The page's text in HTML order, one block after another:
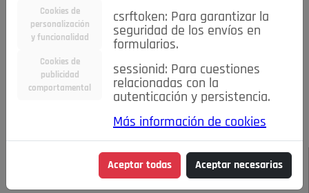
Todas las noticias..
#TePrestoMisOjos Caridad
Ciencia&Tecnología
Economía
Entretenimiento
Estilo de Vida
Internacional
Madrid Opinión IN
Pozuelo de Alarcón
Salud 🔴 En Directo
NOTICIAS
ESPECTÁCULOS,
Cookies de
personalización
y funcionalidad
Cookies de
publicidad
comportamental
csrftoken: Para garantizar la
seguridad de los envíos en
formularios.
sessionid: Para cuestiones
relacionadas con la
autenticación y persistencia.
Más información de cookies
Aceptar todas Aceptar necesarias